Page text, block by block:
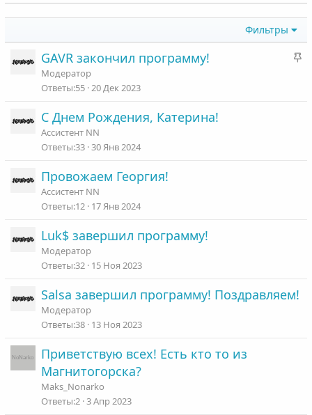
Фильтры
З
GAVR закончил программу!
Модератор
55 20 Дек 2023
С Днем Рождения, Катерина!
Ассистент NN
33 30 Янв 2024
Провожаем Георгия!
Ассистент NN
12 17 Янв 2024
Luk$ завершил программу!
Модератор
32 15 Ноя 2023
Salsa завершил программу! Поздравляем!
Модератор
38 13 Ноя 2023
Приветствую всех! Есть кто то из
Магнитогорска?
Maks_Nonarko
2 3 Апр 2023